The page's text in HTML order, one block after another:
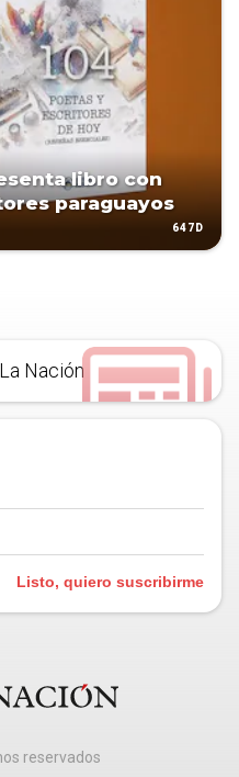
libro con
paraguayos
647D
Nación
Listo, quiero suscribirme
reservados